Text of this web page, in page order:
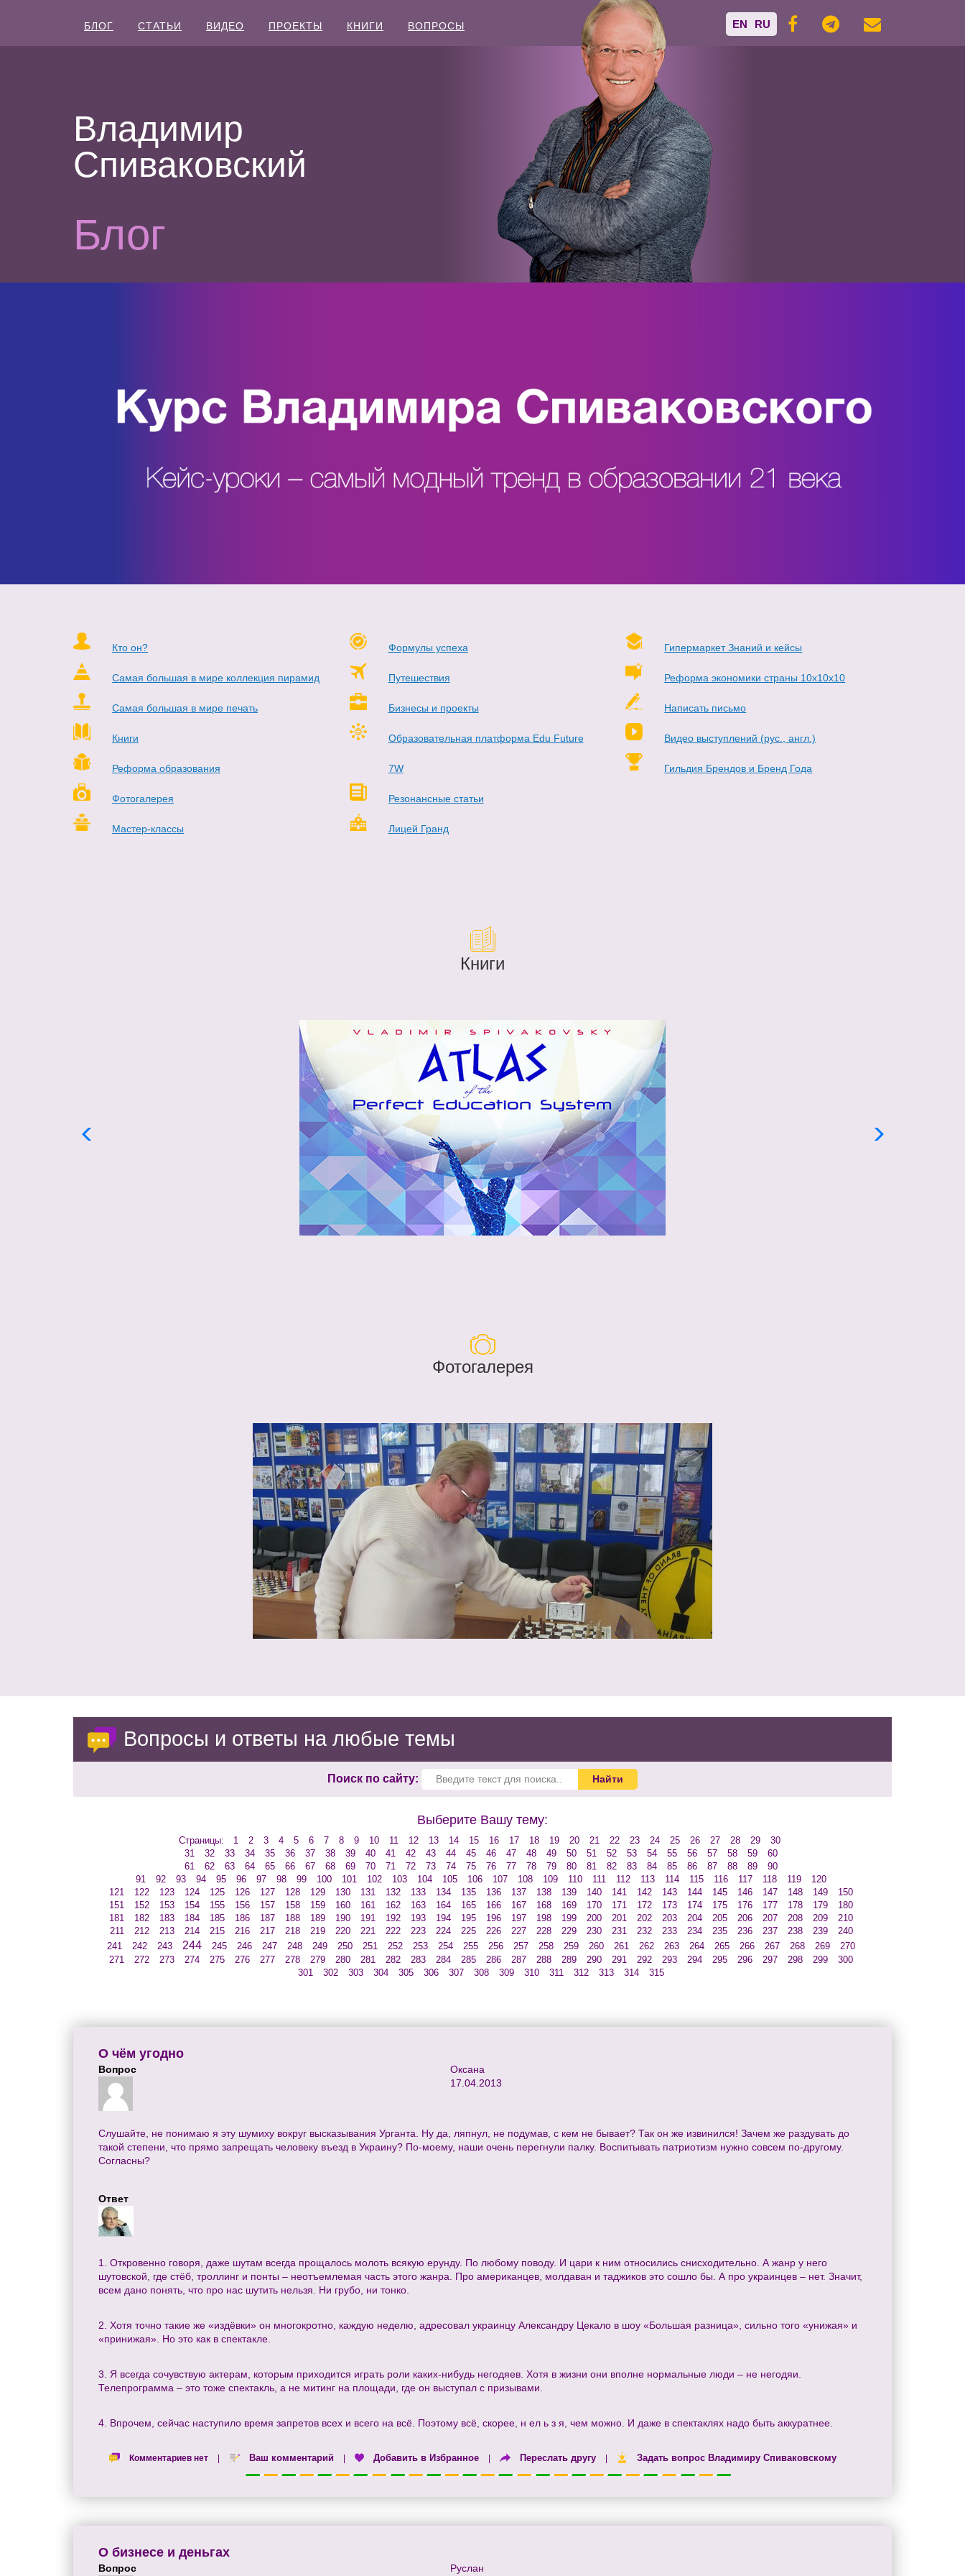
БЛОГ СТАТЬИ ВИДЕО ПРОЕКТЫ КНИГИ ВОПРОСЫ EN RU
Владимир
Спиваковский
Блог
Кто он?
Самая большая в мире коллекция пирамид
Самая большая в мире печать
Книги
Реформа образования
Фотогалерея
Мастер-классы
Формулы успеха
Путешествия
Бизнесы и проекты
Образовательная платформа Edu Future
7W
Резонансные статьи
Лицей Гранд
Гипермаркет Знаний и кейсы
Реформа экономики страны 10х10х10
Написать письмо
Видео выступлений (рус., англ.)
Гильдия Брендов и Бренд Года
Книги
Фотогалерея
Вопросы и ответы на любые темы
Поиск по сайту:
Выберите Вашу тему:
Страницы: 1 2 3 4 5 6 7 8 9 10 11 12 13 14 15 16 17 18 19 20 21 22 23 24 25 26 27 28 29
30
31
32 33 34 35 36 37 38 39 40 41 42 43 44 45 46 47 48 49 50 51 52 53 54 55 56 57 58 59
60
61
62 63 64 65 66 67 68 69 70 71 72 73 74 75 76 77 78 79 80 81 82 83 84 85 86 87 88 89
90
91
92 93 94 95 96 97 98 99 100 101 102 103 104 105 106 107 108 109 110 111 112 113 114 115 116 117 118 119
120
121
122 123 124 125 126 127 128 129 130 131 132 133 134 135 136 137 138 139 140 141 142 143 144 145 146 147 148 149
150
151
152 153 154 155 156 157 158 159 160 161 162 163 164 165 166 167 168 169 170 171 172 173 174 175 176 177 178 179
180
181
182 183 184 185 186 187 188 189 190 191 192 193 194 195 196 197 198 199 200 201 202 203 204 205 206 207 208 209
210
211
212 213 214 215 216 217 218 219 220 221 222 223 224 225 226 227 228 229 230 231 232 233 234 235 236 237 238 239
240
241
242 243 244 245 246 247 248 249 250 251 252 253 254 255 256 257 258 259 260 261 262 263 264 265 266 267 268 269
270
271
272 273 274 275 276 277 278 279 280 281 282 283 284 285 286 287 288 289 290 291 292 293 294 295 296 297 298 299
300
301
302 303 304 305 306 307 308 309 310 311 312 313 314 315
О чём угодно
Вопрос
Оксана
17.04.2013
Слушайте, не понимаю я эту шумиху вокруг высказывания Урганта. Ну да, ляпнул, не подумав, с кем не бывает? Так он же извинился! Зачем же раздувать до
такой степени, что прямо запрещать человеку въезд в Украину? По-моему, наши очень перегнули палку. Воспитывать патриотизм нужно совсем по-другому.
Согласны?
Ответ
1. Откровенно говоря, даже шутам всегда прощалось молоть всякую ерунду. По любому поводу. И цари к ним относились снисходительно. А жанр у него
шутовской, где стёб, троллинг и понты – неотъемлемая часть этого жанра. Про американцев, молдаван и таджиков это сошло бы. А про украинцев – нет. Значит,
всем дано понять, что про нас шутить нельзя. Ни грубо, ни тонко.
2. Хотя точно такие же «издёвки» он многокротно, каждую неделю, адресовал украинцу Александру Цекало в шоу «Большая разница», сильно того «унижая» и
«принижая». Но это как в спектакле.
3. Я всегда сочувствую актерам, которым приходится играть роли каких-нибудь негодяев. Хотя в жизни они вполне нормальные люди – не негодяи.
Телепрограмма – это тоже спектакль, а не митинг на площади, где он выступал с призывами.
4. Впрочем, сейчас наступило время запретов всех и всего на всё. Поэтому всё, скорее, н ел ь з я, чем можно. И даже в спектаклях надо быть аккуратнее.
Комментариев нет Ваш комментарий Добавить в Избранное Переслать другу Задать вопрос Владимиру Спиваковскому
О бизнесе и деньгах
Вопрос Руслан